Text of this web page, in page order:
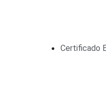
Certificado